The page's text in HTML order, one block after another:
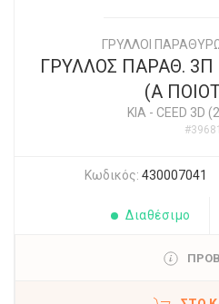
ΓΡΥΛΛΟΙ
ΓΡΥΛΛΟΣ ΠΑΡΑΘ.
(Α
KIA - CEED 3D
#39681
Κωδικός: 430007041
Διαθέσιμο